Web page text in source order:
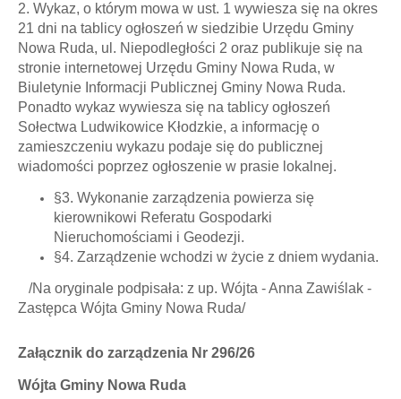
2. Wykaz, o którym mowa w ust. 1 wywiesza się na okres
21 dni na tablicy ogłoszeń w siedzibie Urzędu Gminy
Nowa Ruda, ul. Niepodległości 2 oraz publikuje się na
stronie internetowej Urzędu Gminy Nowa Ruda, w
Biuletynie Informacji Publicznej Gminy Nowa Ruda.
Ponadto wykaz wywiesza się na tablicy ogłoszeń
Sołectwa Ludwikowice Kłodzkie, a informację o
zamieszczeniu wykazu podaje się do publicznej
wiadomości poprzez ogłoszenie w prasie lokalnej.
§3. Wykonanie zarządzenia powierza się
kierownikowi Referatu Gospodarki
Nieruchomościami i Geodezji.
§4. Zarządzenie wchodzi w życie z dniem wydania.
/Na oryginale podpisała: z up. Wójta - Anna Zawiślak -
Zastępca Wójta Gminy Nowa Ruda/
Załącznik do zarządzenia Nr 296/26
Wójta Gminy Nowa Ruda